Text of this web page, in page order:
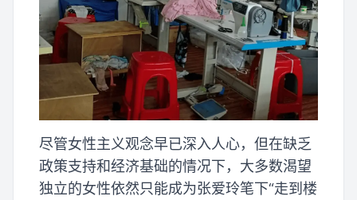
尽管女性主义观念早已深入人心，但在缺乏
政策支持和经济基础的情况下，大多数渴望
独立的女性依然只能成为张爱玲笔下“走到楼